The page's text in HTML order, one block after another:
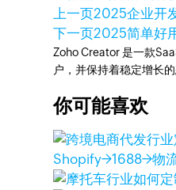
上一页2025企业开
下一页2025简单好
Zoho Creator 是一款
户，并保持着稳定增长的
你可能喜欢
Shopify→1688→物